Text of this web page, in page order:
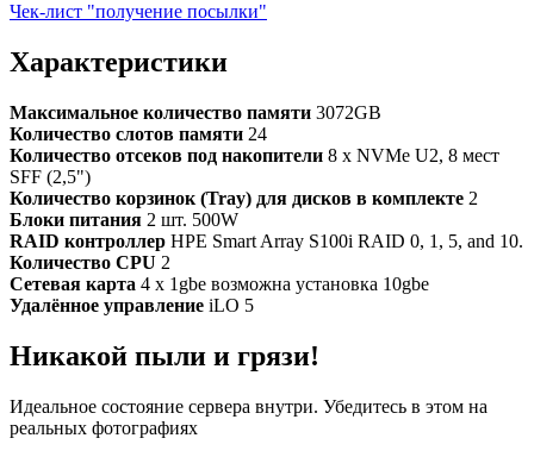
Чек-лист "получение посылки"
Характеристики
Максимальное количество памяти 3072GB
Количество слотов памяти 24
Количество отсеков под накопители 8 x NVMe U2, 8 мест
SFF (2,5")
Количество корзинок (Tray) для дисков в комплекте 2
Блоки питания 2 шт. 500W
RAID контроллер HPE Smart Array S100i RAID 0, 1, 5, and 10.
Количество CPU 2
Сетевая карта 4 x 1gbe возможна установка 10gbe
Удалённое управление iLO 5
Никакой пыли и грязи!
Идеальное состояние сервера внутри. Убедитесь в этом на
реальных фотографиях